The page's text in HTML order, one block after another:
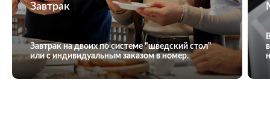
Завтрак
Завтрак на двоих по системе "шведский стол"
или с индивидуальным заказом в номер.